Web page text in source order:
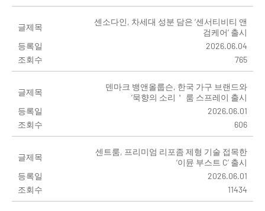
글제목
센소다인, 차세대 성분 담은 ‘센서티비티 앤
검케어’ 출시
등록일
2026.06.04
조회수
765
글제목
덴마크 뱅앤올룹슨, 한국 가구 브랜드와
‘묵향의 소리＇ 룸 스프레이 출시
등록일
2026.06.01
조회수
606
글제목
센트룸, 프리미엄 리포좀 제형 기술 접목한
‘이뮨 부스트 C’ 출시
등록일
2026.06.01
조회수
11434